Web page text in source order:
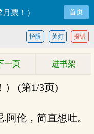
票！） 首页
报错
关灯
护眼
一页 进书架
） (第1/3页)
伦，简直想吐。